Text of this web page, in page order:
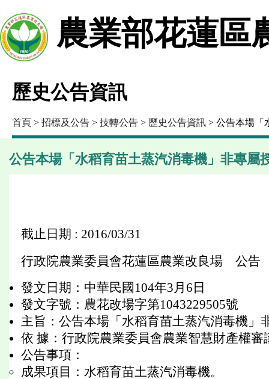
農業部花蓮區
歷史公告資訊
首頁 > 招標及公告 > 技轉公告 > 歷史公告資訊 > 公告本場「
公告本場「水稻育苗土蒸汽消毒機」非專屬
截止日期 : 2016/03/31
行政院農業委員會花蓮區農業改良場 公告
發文日期：中華民國104年3月6日
發文字號：農花改場字第1043229505號
主旨：公告本場「水稻育苗土蒸汽消毒機」
依 據：行政院農業委員會農業智慧財產權
公告事項：
成果項目：水稻育苗土蒸汽消毒機。